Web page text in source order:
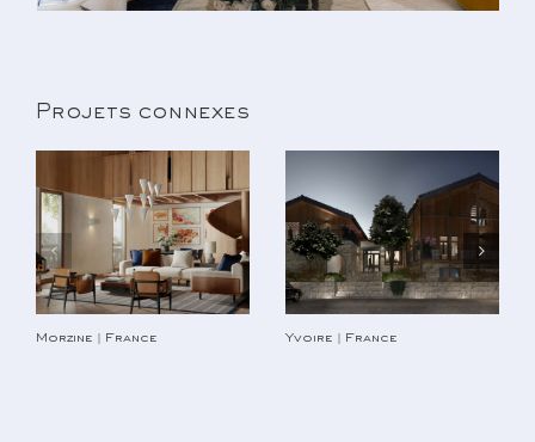
Projets connexes
Morzine | France Yvoire | France